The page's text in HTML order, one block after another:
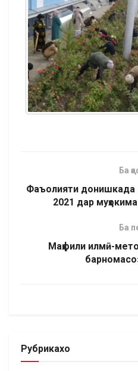
Ба
Фаъолияти донишкада
2021 дар
Ба
Маҳфили илмӣ-
Рубрикахо